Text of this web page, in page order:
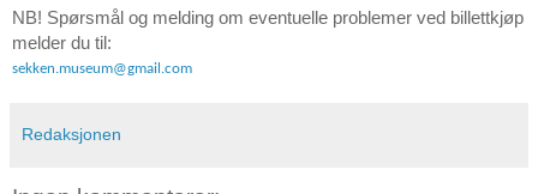
NB! Spørsmål og melding om eventuelle problemer ved billettkjøp
melder du til:
sekken.museum@gmail.com
Redaksjonen